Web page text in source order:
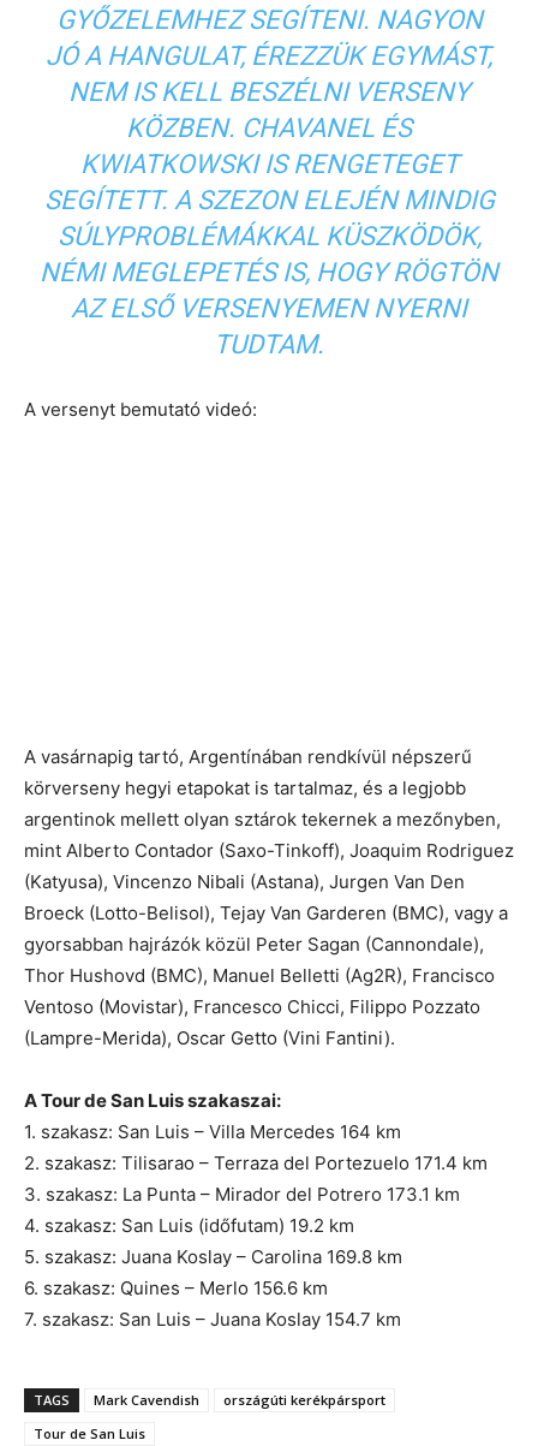
GYŐZELEMHEZ SEGÍTENI. NAGYON
JÓ A HANGULAT, ÉREZZÜK EGYMÁST,
NEM IS KELL BESZÉLNI VERSENY
KÖZBEN. CHAVANEL ÉS
KWIATKOWSKI IS RENGETEGET
SEGÍTETT. A SZEZON ELEJÉN MINDIG
SÚLYPROBLÉMÁKKAL KÜSZKÖDÖK,
NÉMI MEGLEPETÉS IS, HOGY RÖGTÖN
AZ ELSŐ VERSENYEMEN NYERNI
TUDTAM.
A versenyt bemutató videó:
A vasárnapig tartó, Argentínában rendkívül népszerű
körverseny hegyi etapokat is tartalmaz, és a legjobb
argentinok mellett olyan sztárok tekernek a mezőnyben,
mint Alberto Contador (Saxo-Tinkoff), Joaquim Rodriguez
(Katyusa), Vincenzo Nibali (Astana), Jurgen Van Den
Broeck (Lotto-Belisol), Tejay Van Garderen (BMC), vagy a
gyorsabban hajrázók közül Peter Sagan (Cannondale),
Thor Hushovd (BMC), Manuel Belletti (Ag2R), Francisco
Ventoso (Movistar), Francesco Chicci, Filippo Pozzato
(Lampre-Merida), Oscar Getto (Vini Fantini).
A Tour de San Luis szakaszai:
1. szakasz: San Luis – Villa Mercedes 164 km
2. szakasz: Tilisarao – Terraza del Portezuelo 171.4 km
3. szakasz: La Punta – Mirador del Potrero 173.1 km
4. szakasz: San Luis (időfutam) 19.2 km
5. szakasz: Juana Koslay – Carolina 169.8 km
6. szakasz: Quines – Merlo 156.6 km
7. szakasz: San Luis – Juana Koslay 154.7 km
TAGS Mark Cavendish
országúti kerékpársport
Tour de San Luis